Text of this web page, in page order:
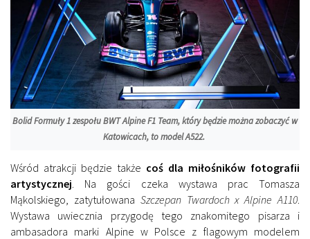
Bolid Formuły 1 zespołu BWT Alpine F1 Team, który będzie można zobaczyć w
Katowicach, to model A522.
Wśród atrakcji będzie także coś dla miłośników fotografii
artystycznej . Na gości czeka wystawa prac Tomasza
Mąkolskiego, zatytułowana Szczepan Twardoch x Alpine A110
Wystawa uwiecznia przygodę tego znakomitego pisarza i
ambasadora marki Alpine w Polsce z flagowym modelem